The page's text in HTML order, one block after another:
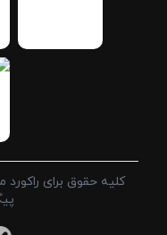
کلیه حقوق برای